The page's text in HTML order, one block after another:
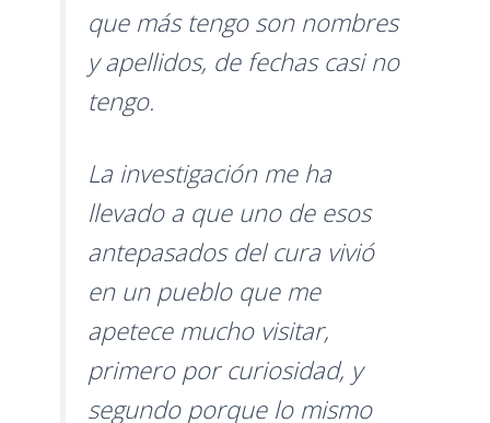
que más tengo son nombres
y apellidos, de fechas casi no
tengo.
La investigación me ha
llevado a que uno de esos
antepasados del cura vivió
en un pueblo que me
apetece mucho visitar,
primero por curiosidad, y
segundo porque lo mismo